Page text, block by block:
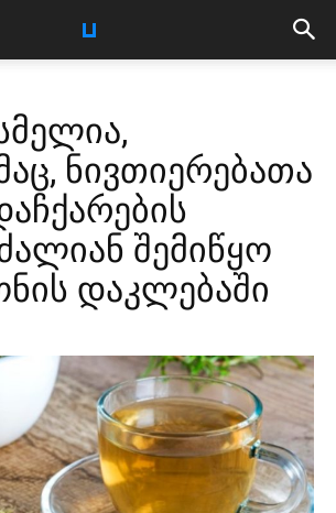
ნივთიერებათა
შემიწყო
დაკლებაში